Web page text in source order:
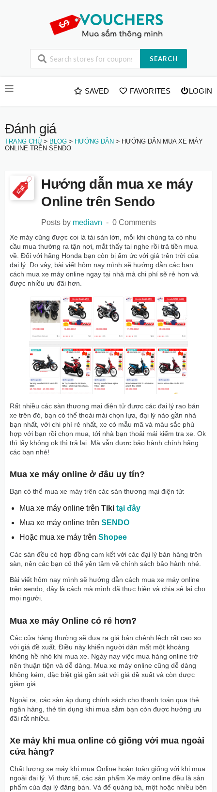
SEARCH
to
SAVED FAVORITES LOGIN
Đánh giá
TRANG CHỦ > BLOG > HƯỚNG DẪN > HƯỚNG DẪN MUA XE MÁY
ONLINE TRÊN SENDO
Hướng dẫn mua xe máy
Online trên Sendo
Posts by mediavn 0 Comments
Xe máy cũng được coi là tài sản lớn, mỗi khi chúng ta có nhu
cầu mua thường ra tận nơi, mắt thấy tai nghe rồi trả tiền mua
về. Đối với hãng Honda bạn còn bị ấm ức với giá trên trời của
đại lý. Do vậy, bài viết hôm nay mình sẽ hướng dẫn các bạn
cách mua xe máy online ngay tại nhà mà chi phí sẽ rẻ hơn và
được nhiều ưu đãi hơn.
Rất nhiều các sàn thương mại điện tử được các đại lý rao bán
xe trên đó, bạn có thể thoải mái chọn lựa, đại lý nào gần nhà
bạn nhất, với chi phí rẻ nhất, xe có mẫu mã và màu sắc phù
hợp với bạn rồi chọn mua, tới nhà bạn thoải mái kiểm tra xe. Ok
thì lấy không ok thì trả lại. Mà vẫn được bảo hành chính hãng
các bạn nhé!
Mua xe máy online ở đâu uy tín?
Bạn có thể mua xe máy trên các sàn thương mại điện tử:
Mua xe máy online trên Tiki tại đây
Mua xe máy online trên SENDO
Hoặc mua xe máy trên Shopee
Các sàn đều có hợp đồng cam kết với các đại lý bán hàng trên
sàn, nên các bạn có thể yên tâm về chính sách bảo hành nhé.
Bài viết hôm nay mình sẽ hướng dẫn cách mua xe máy online
trên sendo, đây là cách mà mình đã thực hiện và chia sẻ lại cho
mọi người.
Mua xe máy Online có rẻ hơn?
Các cửa hàng thường sẽ đưa ra giá bán chênh lệch rất cao so
với giá đề xuất. Điều này khiến người dân mất một khoảng
không hề nhỏ khi mua xe. Ngày nay việc mua hàng online trở
nên thuận tiện và dễ dàng. Mua xe máy online cũng dễ dàng
không kém, đặc biệt giá gần sát với giá đề xuất và còn được
giảm giá.
Ngoài ra, các sàn áp dụng chính sách cho thanh toán qua thẻ
ngân hàng, thẻ tín dụng khi mua sắm bạn còn được hưởng ưu
đãi rất nhiều.
Xe máy khi mua online có giống với mua ngoài
cửa hàng?
Chất lượng xe máy khi mua Online hoàn toàn giống với khi mua
ngoài đại lý. Vì thực tế, các sản phẩm Xe máy online đều là sản
phẩm của đại lý đăng bán. Và để quảng bá, một hoặc nhiều bên